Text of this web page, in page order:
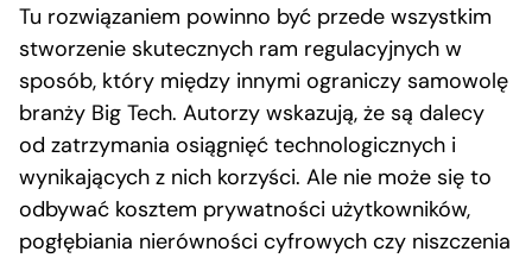
Tu rozwiązaniem powinno być przede wszystkim
stworzenie skutecznych ram regulacyjnych w
sposób, który między innymi ograniczy samowolę
branży Big Tech. Autorzy wskazują, że są dalecy
od zatrzymania osiągnięć technologicznych i
wynikających z nich korzyści. Ale nie może się to
odbywać kosztem prywatności użytkowników,
pogłębiania nierówności cyfrowych czy niszczenia